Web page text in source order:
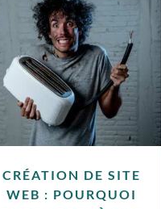
CRÉATION DE SITE
WEB : POURQUOI